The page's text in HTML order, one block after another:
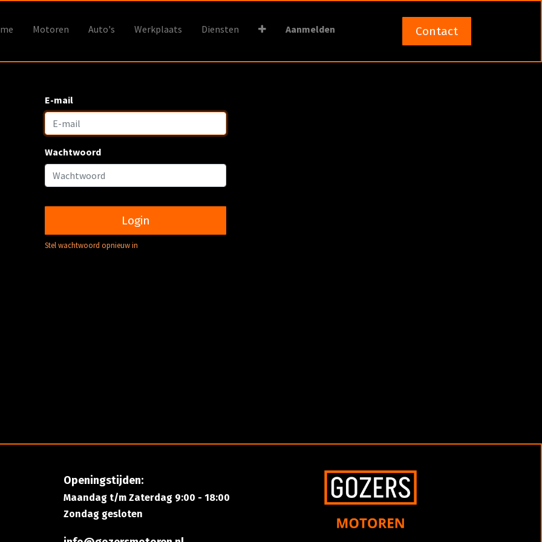
Motoren Auto's Werkplaats Diensten Aanmelden Contact
E-mail
Wachtwoord
Login
Stel wachtwoord opnieuw in
Openingstijden:
Maandag t/m Zaterdag 9:00 - 18:00
Zondag gesloten